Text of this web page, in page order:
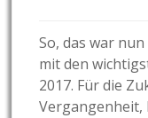
So, das war
mit den
2017. Für die
Vergangenheit,